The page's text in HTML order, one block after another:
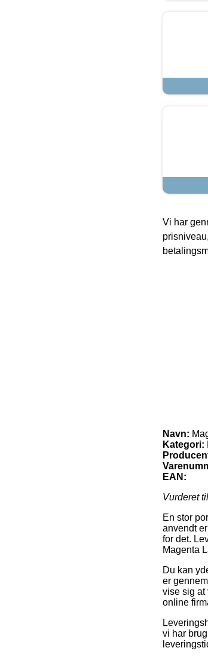
Vi har
Navn:
Kategori:
EAN:
Vurderet til
En stor
anvendt
for det.
Magenta
Du kan
er
vise sig at
online
vi har